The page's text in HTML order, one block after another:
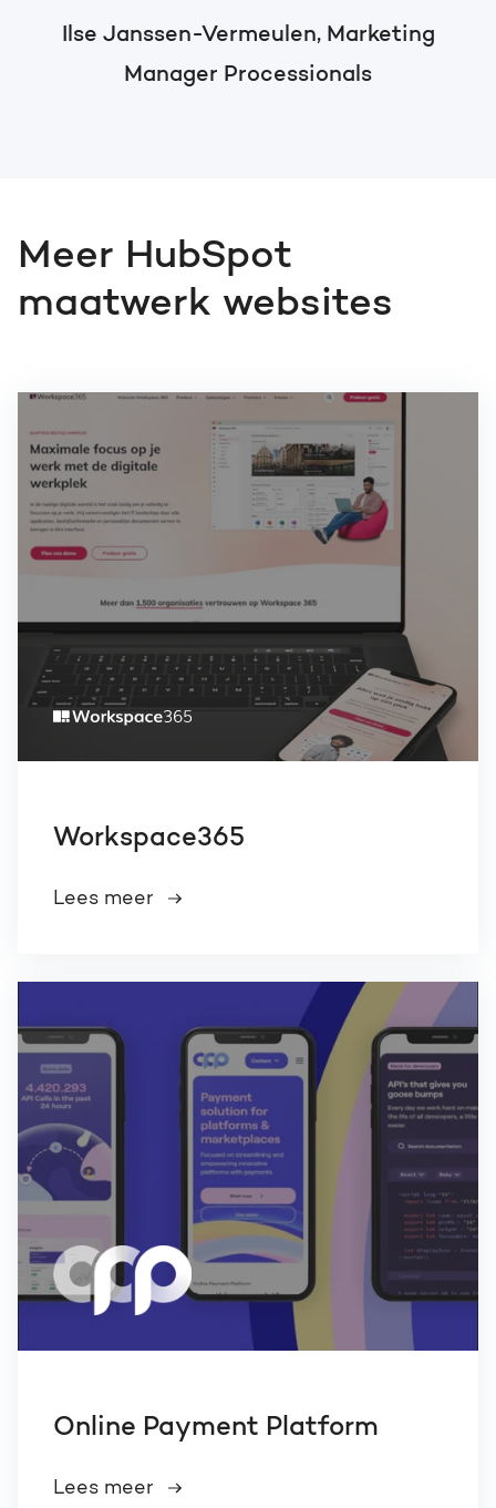
Ilse Janssen-Vermeulen, Marketing
Manager Processionals
Meer HubSpot
maatwerk websites
Workspace365
Lees meer
Online Payment Platform
Lees meer